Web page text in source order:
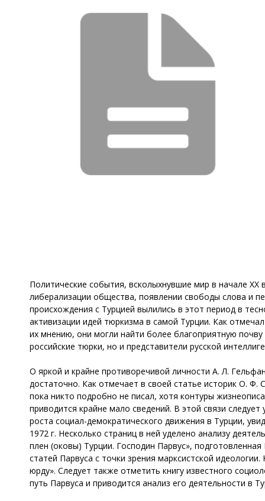
Политические события, всколыхнувшие мир в начале
либерализации общества, появлении свободы слова и
происхождения с Турцией вылились в этот период в
активизации идей тюркизма в самой Турции. Как
их мнению, они могли найти более благоприятную почву
российские тюрки, но и представители русской
О яркой и крайне противоречивой личности А. Л.
достаточно. Как отмечает в своей статье историк О.
пока никто подробно не писал, хотя контуры
приводится крайне мало сведений. В этой связи
роста социал-демократического движения в Турции,
1972 г. Несколько страниц в ней уделено анализу
плен (оковы) Турции. Господин Парвус»,
статей Парвуса с точки зрения марксистской
юрду». Следует также отметить книгу известного
путь Парвуса и приводится анализ его деятельности в